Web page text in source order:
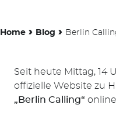
Home › Blog › Berlin
Seit heute Mittag, 14
offizielle Website zu
„Berlin Calling“ online.